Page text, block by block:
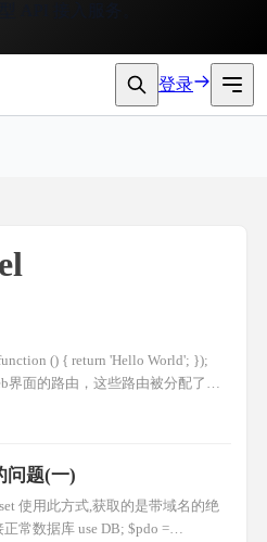
登录
() { return 'Hello World'; });
界面的路由，这些路由被分配了
和csrf防护等功能。
问题(一)
使用此方式,获取的是带域名的绝
常数据库 use DB; $pdo =